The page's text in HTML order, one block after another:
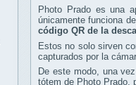
Photo Prado es una
únicamente funciona
código QR de la
Estos no solo sirven
capturados por la
De este modo, una
tótem de Photo Prado,